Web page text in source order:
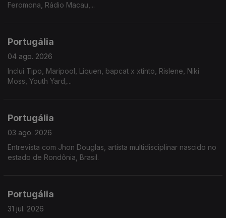
Feromona, Rádio Macau,...
Portugália
04 ago. 2026
Inclui Tipo, Maripool, Liquen, bapcat x xtinto, Rislene, Niki
Moss, Youth Yard,...
Portugália
03 ago. 2026
Entrevista com Jhon Douglas, artista multidisciplinar nascido no
estado de Rondônia, Brasil.
Portugália
31 jul. 2026